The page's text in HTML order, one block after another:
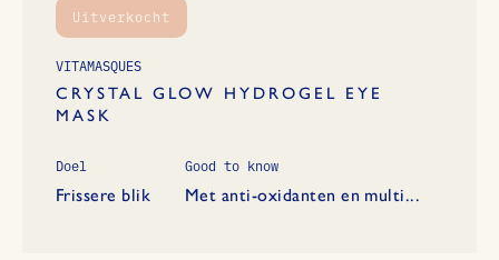
Uitverkocht
VITAMASQUES
CRYSTAL GLOW HYDROGEL EYE
MASK
Doel
Frissere blik
Good to know
Met anti-oxidanten en multi...